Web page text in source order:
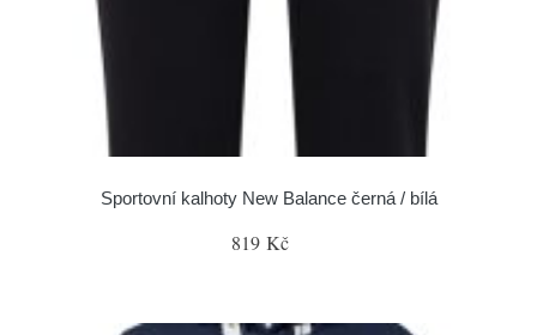
Sportovní kalhoty New Balance černá / bílá
819 Kč